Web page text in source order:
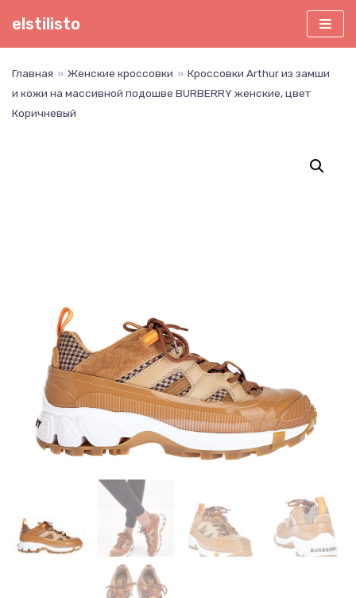
Перейти
elstilisto
Главная » Женские кроссовки » Кроссовки Arthur из замши
и кожи на массивной подошве BURBERRY женские, цвет
Коричневый